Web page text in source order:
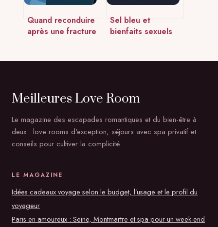
Quand reconduire
après une fracture
critères
Sel bleu et
bienfaits sexuels
alternatives
Meilleures Love Room
Le magazine des escapades romantiques et du bien-être à
deux : love rooms d'exception, séjours avec spa privatif et
conseils pour cultiver la complicité.
LE MAGAZINE
Idées cadeaux voyage selon le budget, l’usage et le profil du
voyageur
Paris en amoureux : Seine, Montmartre et spa pour un week-end